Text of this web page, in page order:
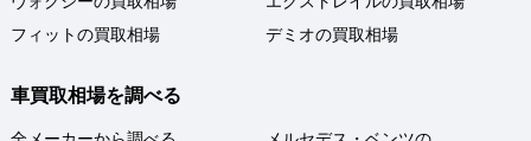
フィットの買取相場
デミオの買取相場
車買取相場を調べる